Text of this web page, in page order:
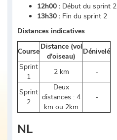
12h00 : Début du sprint 2
13h30 : Fin du sprint 2
Distances indicatives
Course
Distance (vol
d'oiseau)
Dénivelé
Sprint
1
2 km -
Sprint
2
Deux
distances : 4
km ou 2km
-
NL